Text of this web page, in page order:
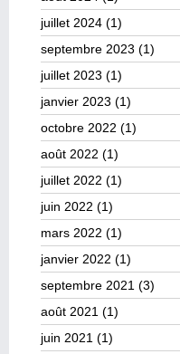
juillet 2024 (1)
septembre 2023 (1)
juillet 2023 (1)
janvier 2023 (1)
octobre 2022 (1)
août 2022 (1)
juillet 2022 (1)
juin 2022 (1)
mars 2022 (1)
janvier 2022 (1)
septembre 2021 (3)
août 2021 (1)
juin 2021 (1)